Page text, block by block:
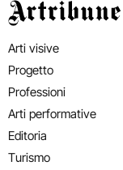
Artribune
Arti visive
Progetto
Professioni
Arti performative
Editoria
Turismo